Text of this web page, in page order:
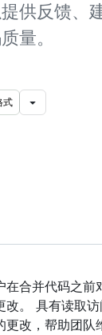
供反馈、
量。
式
在合并代码之前
改。 具有读取
更改，帮助团队